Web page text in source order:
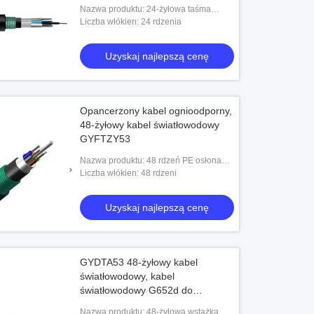
Nazwa produktu: 24-żyłowa taśma
światłowodowa Luźna tuba Powłoka
stalowa Opance
Liczba włókien: 24 rdzenia
Uzyskaj najlepszą cenę
Opancerzony kabel ognioodporny,
48-żyłowy kabel światłowodowy
GYFTZY53
Nazwa produktu: 48 rdzeń PE osłona
stalowa taśma opancerzona
luźna rura zewnętrzny
Liczba włókien: 48 rdzeni
Uzyskaj najlepszą cenę
GYDTA53 48-żyłowy kabel
światłowodowy, kabel
światłowodowy G652d do
Nazwa produktu: 48-żyłowa wstążka